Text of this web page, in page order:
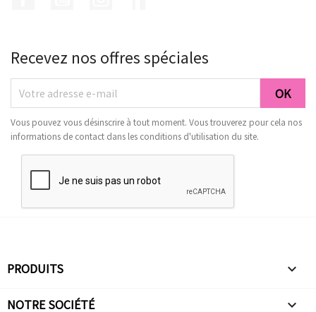
Recevez nos offres spéciales
Vous pouvez vous désinscrire à tout moment. Vous trouverez pour cela nos
informations de contact dans les conditions d'utilisation du site.
PRODUITS 
NOTRE SOCIÉTÉ 